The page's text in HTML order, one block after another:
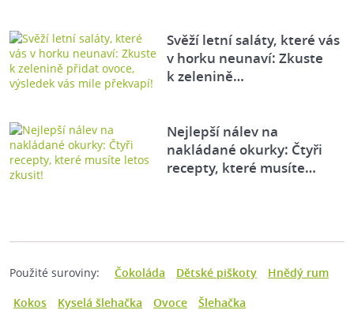
Svěží letní saláty, které vás
v horku neunaví: Zkuste
k zelenině…
Nejlepší nálev na
nakládané okurky: Čtyři
recepty, které musíte…
Použité suroviny: Čokoláda Dětské piškoty
Hnědý rum
Kokos
Kyselá šlehačka Ovoce Šlehačka